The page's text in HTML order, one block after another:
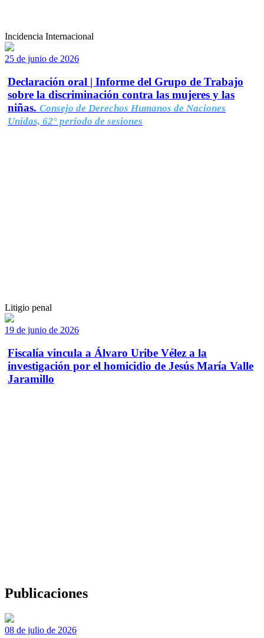
Incidencia Internacional
25 de junio de 2026
Declaración oral | Informe del Grupo de Trabajo
sobre la discriminación contra las mujeres y las
niñas. Consejo de Derechos Humanos de Naciones
Unidas, 62° período de sesiones
Litigio penal
19 de junio de 2026
Fiscalía vincula a Álvaro Uribe Vélez a la
investigación por el homicidio de Jesús María Valle
Jaramillo
Publicaciones
08 de julio de 2026